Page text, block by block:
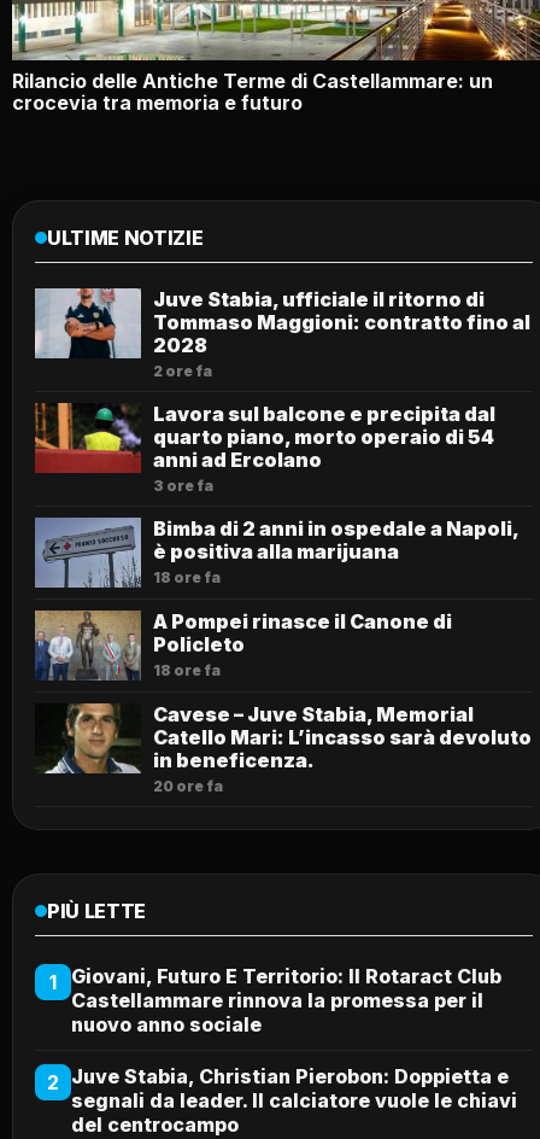
Rilancio delle Antiche Terme di Castellammare: un
crocevia tra memoria e futuro
ULTIME NOTIZIE
Juve Stabia, ufficiale il ritorno di
Tommaso Maggioni: contratto fino al
2028
2 ore fa
Lavora sul balcone e precipita dal
quarto piano, morto operaio di 54
anni ad Ercolano
3 ore fa
Bimba di 2 anni in ospedale a Napoli,
è positiva alla marijuana
18 ore fa
A Pompei rinasce il Canone di
Policleto
18 ore fa
Cavese – Juve Stabia, Memorial
Catello Mari: L’incasso sarà devoluto
in beneficenza.
20 ore fa
PIÙ LETTE
1
Giovani, Futuro E Territorio: Il Rotaract Club
Castellammare rinnova la promessa per il
nuovo anno sociale
2 Juve Stabia, Christian Pierobon: Doppietta e
segnali da leader. Il calciatore vuole le chiavi
del centrocampo